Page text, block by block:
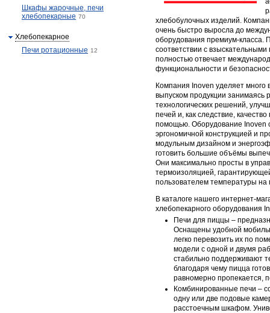
хлебобулочных изделий.
очень быстро выросла до
оборудования премиум-класса.
соответствии с
полностью отвечает
функциональности и
Компания Inoven уделяет
выпуском продукции занимаясь
технологических решений,
печей и, как следствие,
помощью. Оборудование Inoven
эргономичной конструкцией и
модульным дизайном и
готовить большие объёмы
Они максимально просты в
термоизоляцией,
пользователем температуры
В каталоге нашего интернет-
хлебопекарного оборудования
Печи для пиццы –
Оснащены удобной
легко перевозить их по
модели с одной и двумя
стабильно поддерживают
благодаря чему пицца
равномерно пропекается,
Комбинированные печи –
одну или две подовые
расстоечным шкафом.
Шкафы жарочные, печи
хлебопекарные 70
Хлебопекарное
Печи ротационные 12